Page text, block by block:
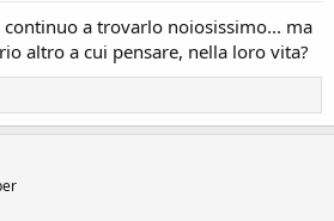
a trovarlo noiosissimo... ma
altro a cui pensare, nella loro vita?